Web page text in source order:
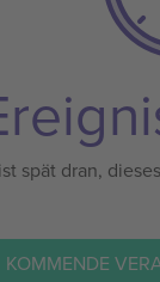
spät dran,
KOMMENDE